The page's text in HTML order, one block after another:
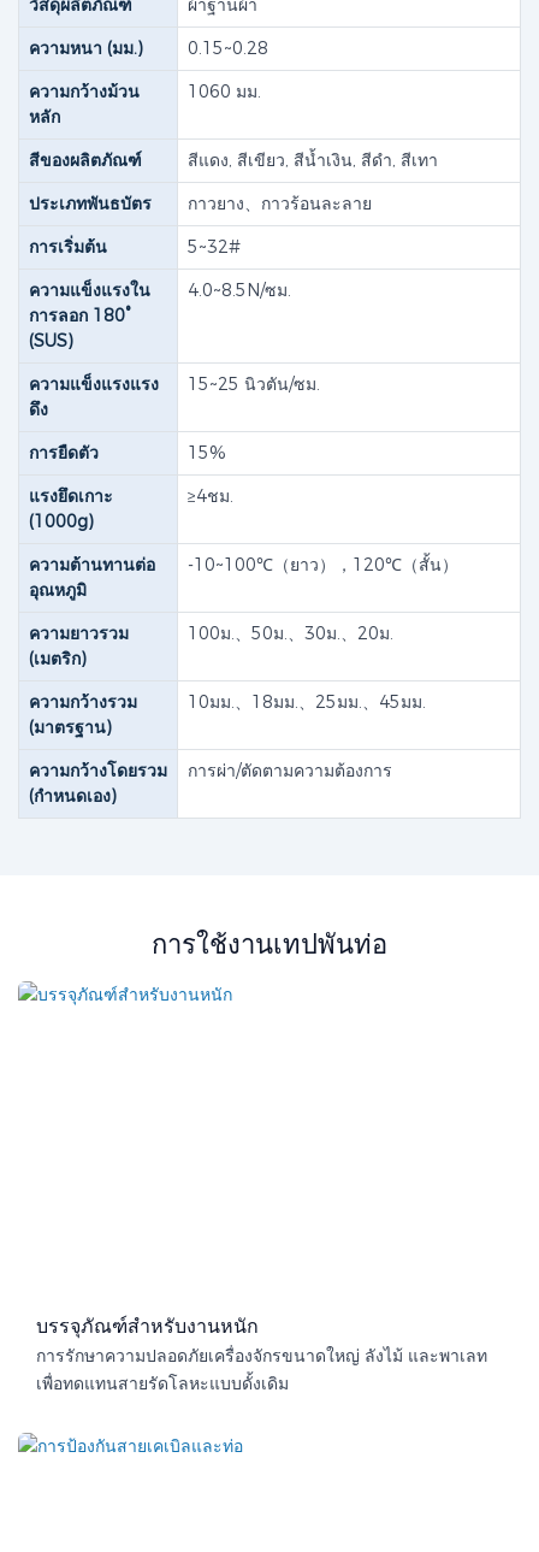
วัสดุผลิตภัณฑ์
ผ้าฐานผ้า
ความหนา (มม.)
0.15~0.28
ความกว้างม้วน
หลัก
1060 มม.
สีของผลิตภัณฑ์
สีแดง, สีเขียว, สีน้ำเงิน, สีดำ, สีเทา
ประเภทพันธบัตร
กาวยาง​、กาวร้อนละลาย
การเริ่มต้น
5~32#
ความแข็งแรงใน
การลอก 180°
(SUS)
4.0~8.5N/ซม.
ความแข็งแรงแรง
ดึง
15~25 นิวตัน/ซม.
การยืดตัว
15%
แรงยึดเกาะ
(1000g)
≥4ชม.
ความต้านทานต่อ
อุณหภูมิ
-10~100℃（ยาว），120℃（สั้น）
ความยาวรวม
(เมตริก)
100ม.、50ม.、30ม.、20ม.
ความกว้างรวม
(มาตรฐาน)
10มม.、18มม.、25มม.、45มม.
ความกว้างโดยรวม
(กำหนดเอง)
การผ่า/ตัดตามความต้องการ
การใช้งานเทปพันท่อ
บรรจุภัณฑ์สำหรับงานหนัก
การรักษาความปลอดภัยเครื่องจักรขนาดใหญ่ ลังไม้ และพาเลท
เพื่อทดแทนสายรัดโลหะแบบดั้งเดิม